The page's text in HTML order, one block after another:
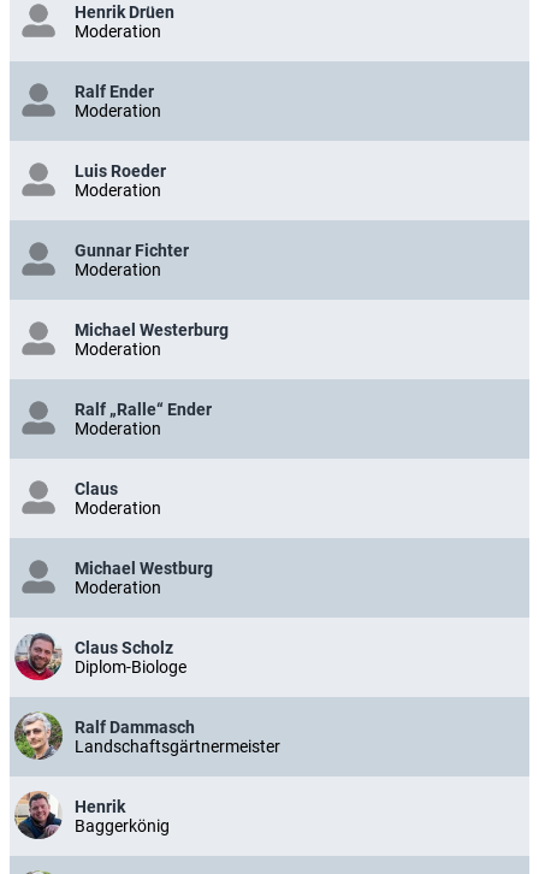
Henrik Drüen
Moderation
Ralf Ender
Moderation
Luis Roeder
Moderation
Gunnar Fichter
Moderation
Michael Westerburg
Moderation
Ralf „Ralle“ Ender
Moderation
Claus
Moderation
Michael Westburg
Moderation
Claus Scholz
Diplom-Biologe
Ralf Dammasch
Landschaftsgärtnermeister
Henrik
Baggerkönig